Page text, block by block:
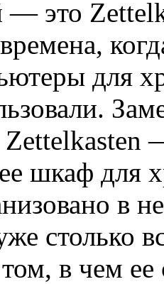
— это
для
шкаф для
в
столько
в чем ее